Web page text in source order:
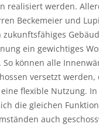
realisiert werden.
Beckemeier und
ein gewichtiges
So können alle
versetzt
flexible Nutzung.
die gleichen
auch